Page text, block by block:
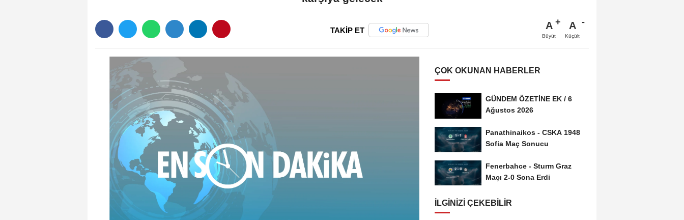
TAKİP ET A
Büyüt
A
Küçült
ÇOK OKUNAN HABERLER
GÜNDEM ÖZETİNE EK / 6
Ağustos 2026
Panathinaikos - CSKA 1948
Sofia Maç Sonucu
Fenerbahce - Sturm Graz
Maçı 2-0 Sona Erdi
İLGINIZI ÇEKEBILIR